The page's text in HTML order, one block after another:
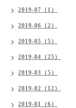
2019-07（1）
2019-06（2）
2019-05（5）
2019-04（25）
2019-03（5）
2019-02（12）
2019-01（6）